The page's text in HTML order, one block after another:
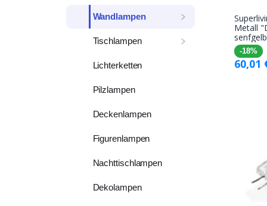
Wandlampen
Tischlampen
Lichterketten
Pilzlampen
Deckenlampen
Figurenlampen
Nachttischlampen
Dekolampen
Metall
senfgelb
-18%
60,01